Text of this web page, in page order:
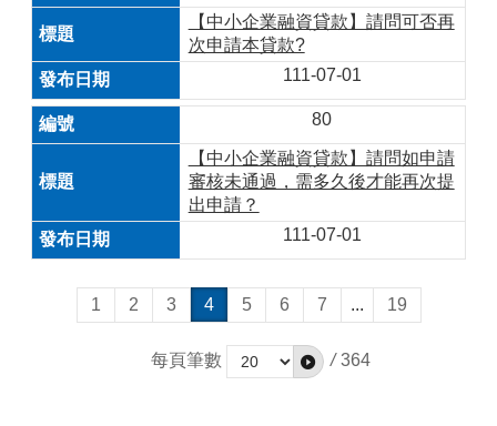
【中小企業融資貸款】請問可否再
次申請本貸款?
111-07-01
80
【中小企業融資貸款】請問如申請
審核未通過，需多久後才能再次提
出申請？
111-07-01
1 2 3 4 5 6 7 ... 19
每頁筆數 / 364